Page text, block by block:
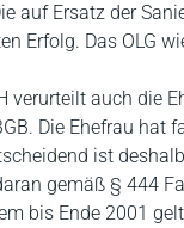
auf Ersatz der
Erfolg. Das OLG
verurteilt auch die
Die Ehefrau hat
ist
gemäß § 444
bis Ende 2001